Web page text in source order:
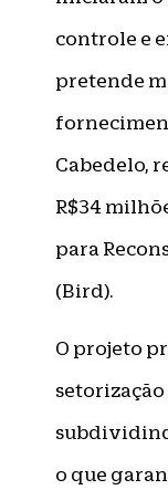
controle e
pretende
Cabedelo,
R$34
para
(Bird).
O projeto
o que